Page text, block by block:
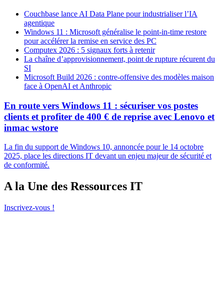
Couchbase lance AI Data Plane pour industrialiser l’IA
agentique
Windows 11 : Microsoft généralise le point-in-time restore
pour accélérer la remise en service des PC
Computex 2026 : 5 signaux forts à retenir
La chaîne d’approvisionnement, point de rupture récurent du
SI
Microsoft Build 2026 : contre-offensive des modèles maison
face à OpenAI et Anthropic
En route vers Windows 11 : sécuriser vos postes
clients et profiter de 400 € de reprise avec Lenovo et
inmac wstore
La fin du support de Windows 10, annoncée pour le 14 octobre
2025, place les directions IT devant un enjeu majeur de sécurité et
de conformité.
A la Une des Ressources IT
Inscrivez-vous !